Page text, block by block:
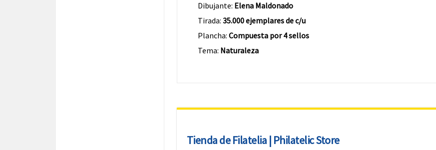
Dibujante: Elena Maldonado
Tirada: 35.000 ejemplares de c/u
Plancha: Compuesta por 4 sellos
Tema: Naturaleza
Tienda de Filatelia | Philatelic Store